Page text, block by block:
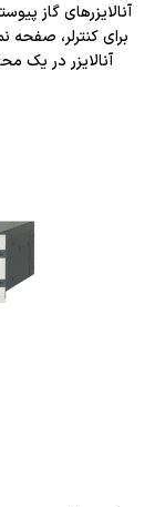
برای کنترلر،
آنالایزر در یک